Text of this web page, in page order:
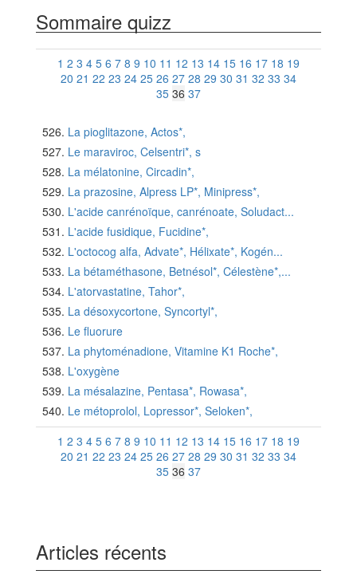
Sommaire quizz
1 2 3 4 5 6 7 8 9 10 11 12 13 14 15 16 17 18 19
20 21 22 23 24 25 26 27 28 29 30 31 32 33 34
35 36 37
La pioglitazone, Actos*,
Le maraviroc, Celsentri*, s
La mélatonine, Circadin*,
La prazosine, Alpress LP*, Minipress*,
L'acide canrénoïque, canrénoate, Soludact...
L'acide fusidique, Fucidine*,
L'octocog alfa, Advate*, Hélixate*, Kogén...
La bétaméthasone, Betnésol*, Célestène*,...
L'atorvastatine, Tahor*,
La désoxycortone, Syncortyl*,
Le fluorure
La phytoménadione, Vitamine K1 Roche*,
L'oxygène
La mésalazine, Pentasa*, Rowasa*,
Le métoprolol, Lopressor*, Seloken*,
1 2 3 4 5 6 7 8 9 10 11 12 13 14 15 16 17 18 19
20 21 22 23 24 25 26 27 28 29 30 31 32 33 34
35 36 37
Articles récents